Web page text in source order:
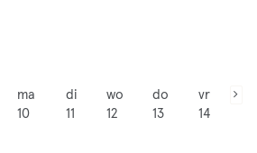
ma
10
di
11
wo
12
do
13
vr
14